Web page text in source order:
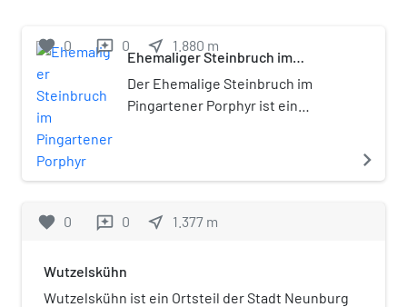
Schwandorf von Bayern. Die Anlage
wird als Bodendenkmal unter der
Aktennummer D-3-6639-0021 als
„mittelalterliche Wüstung“ geführt.
favorite 0 reviews 0 near_me 1.880 m
Ehemaliger Steinbruch im
Der Ehemalige Steinbruch im
Pingartener Porphyr ist ein
in Bayern.
navigate_next
favorite 0 reviews 0 near_me 1.377 m
Wutzelskühn
Wutzelskühn ist ein Ortsteil der Stadt Neunburg